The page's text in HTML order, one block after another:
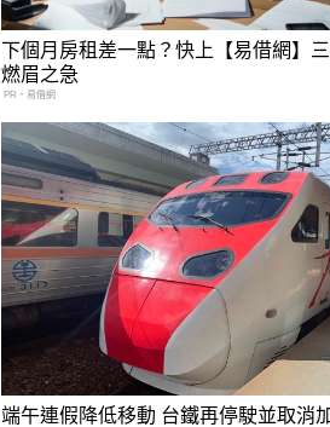
下個月房租差一點？快上【易借網】
燃眉之急
PR・易借網
端午連假降低移動 台鐵再停駛並取消